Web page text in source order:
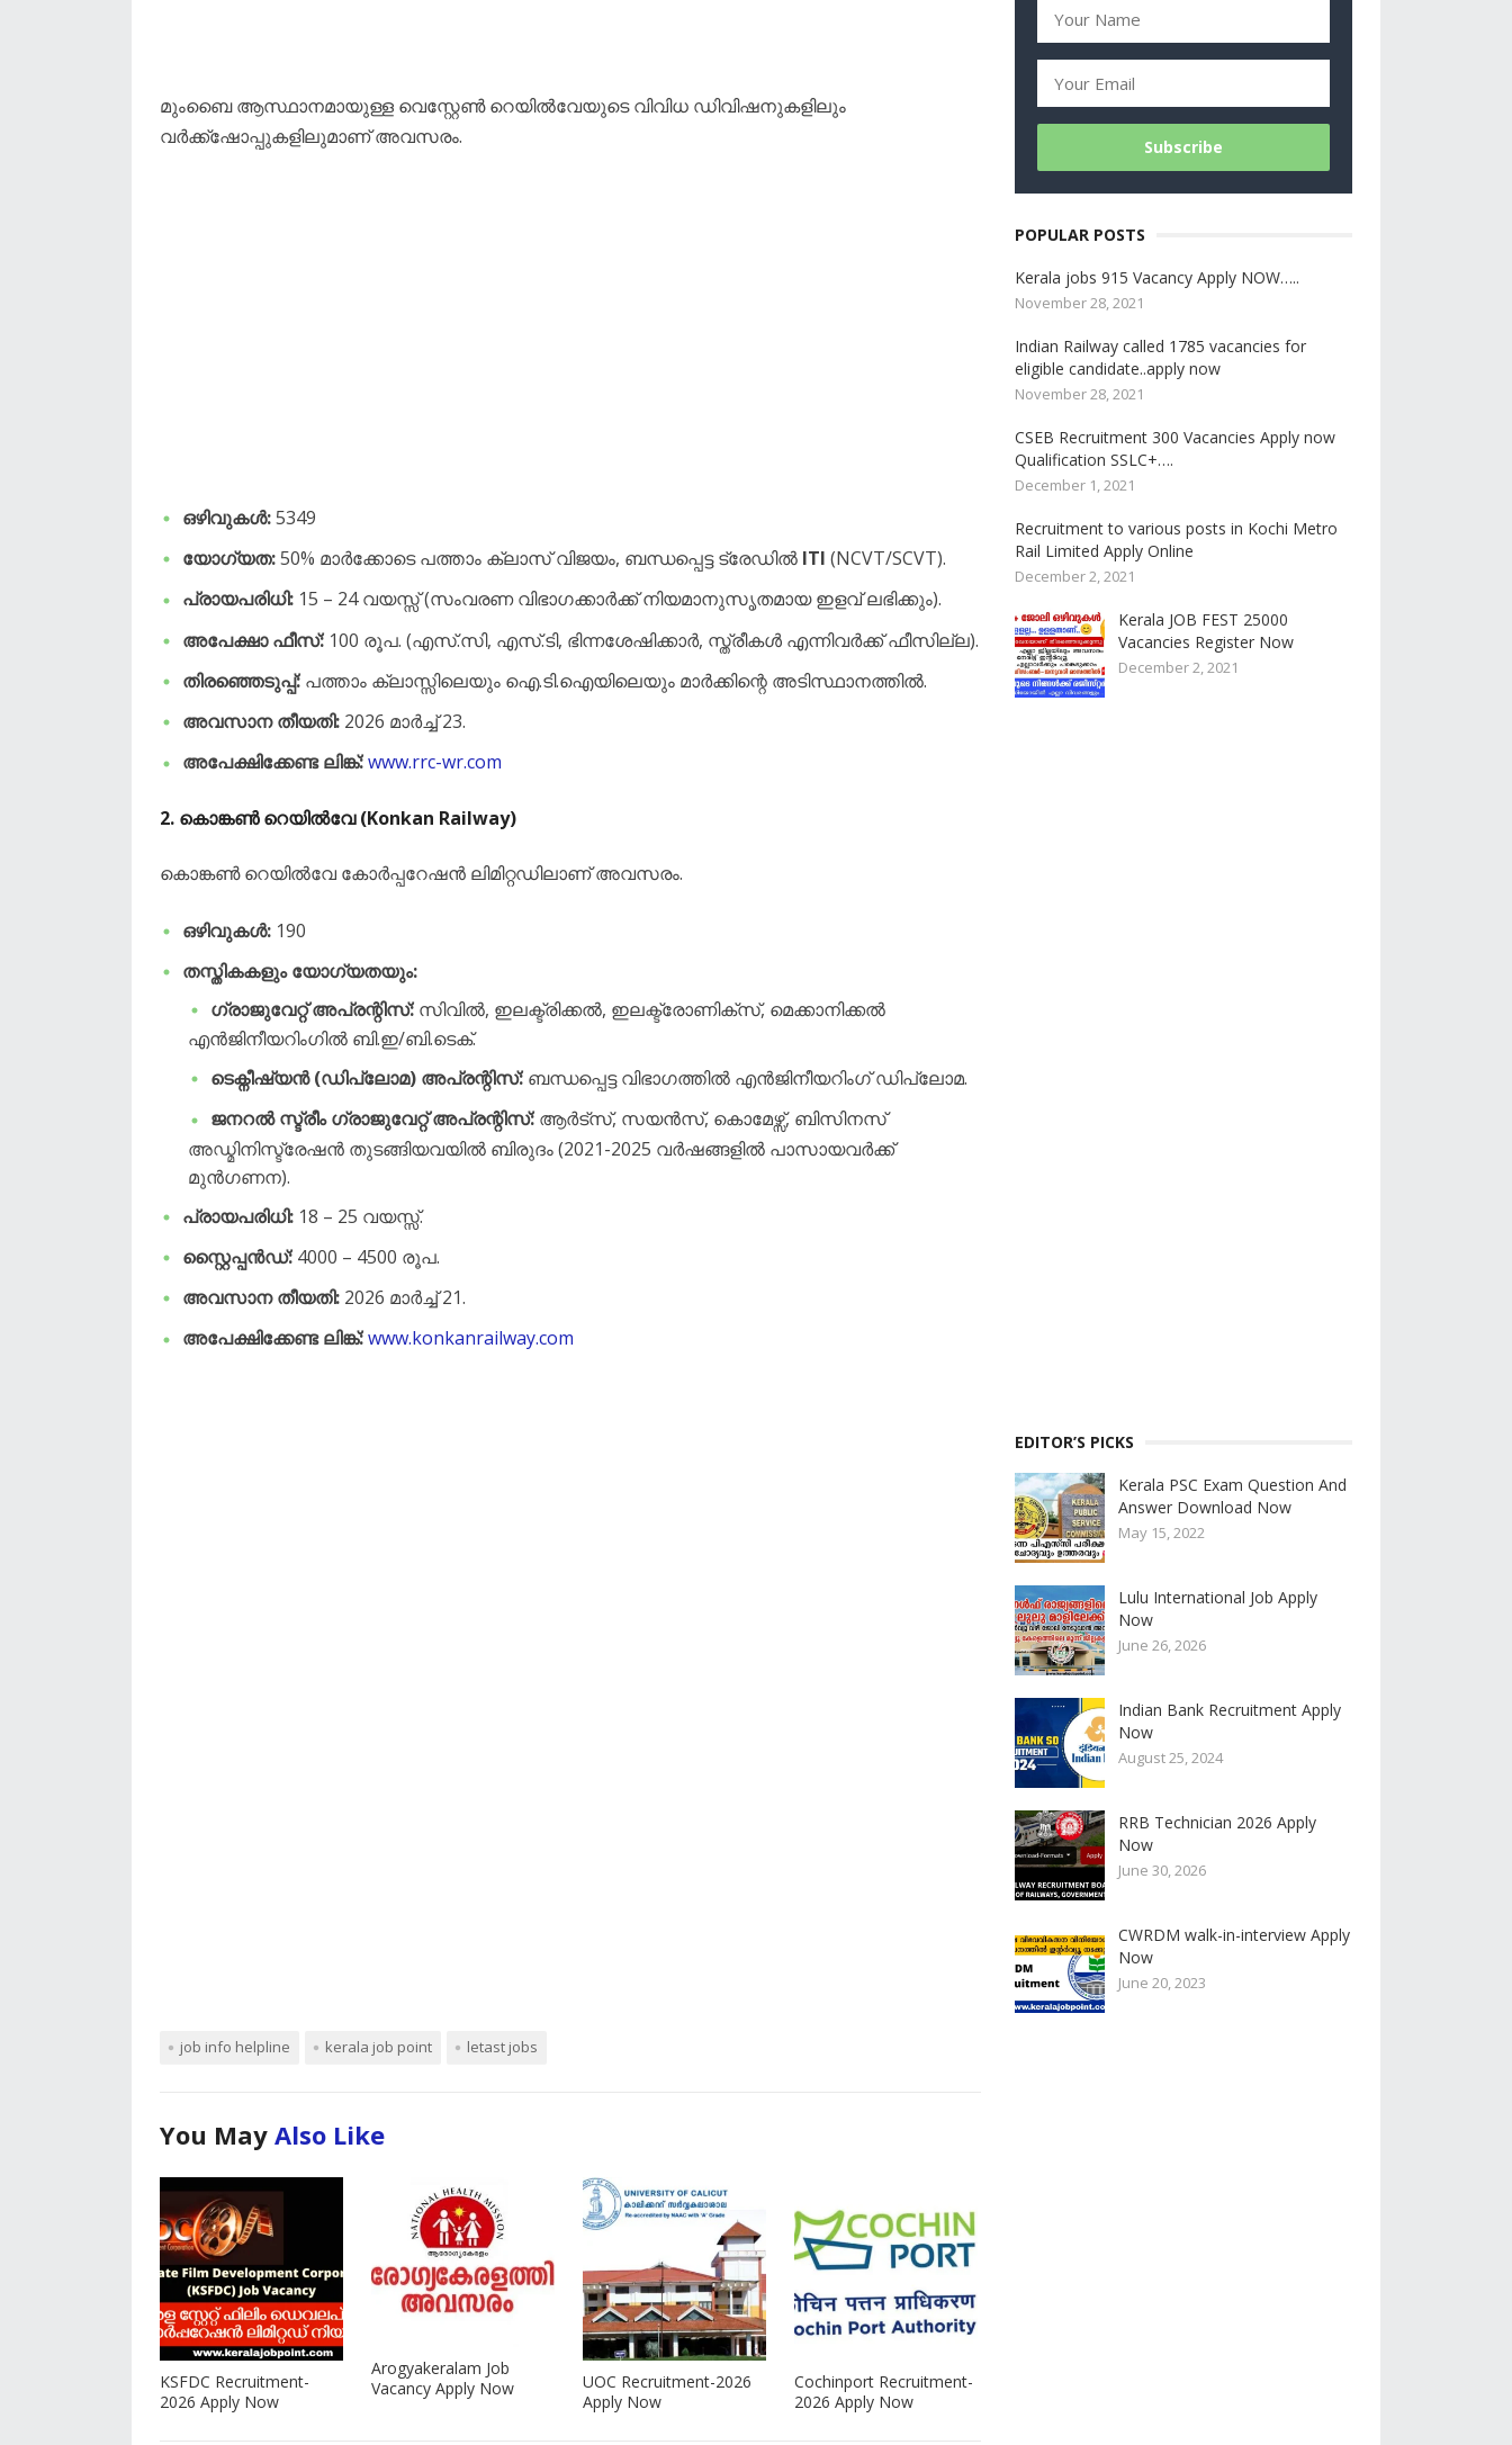
​മുംബൈ ആസ്ഥാനമായുള്ള വെസ്റ്റേൺ റെയിൽവേയുടെ വിവിധ ഡിവിഷനുകളിലും
വർക്ക്‌ഷോപ്പുകളിലുമാണ് അവസരം.
ഒഴിവുകൾ:5349
യോഗ്യത:50% മാർക്കോടെ പത്താം ക്ലാസ് വിജയം, ബന്ധപ്പെട്ട ട്രേഡിൽ ITI (NCVT/SCVT).
പ്രായപരിധി: 15 – 24 വയസ്സ് (സംവരണ വിഭാഗക്കാർക്ക് നിയമാനുസൃതമായ ഇളവ് ലഭിക്കും).
അപേക്ഷാ ഫീസ്: 100 രൂപ. (എസ്.സി, എസ്.ടി, ഭിന്നശേഷിക്കാർ, സ്ത്രീകൾ എന്നിവർക്ക് ഫീസില്ല).
തിരഞ്ഞെടുപ്പ്: പത്താം ക്ലാസ്സിലെയും ഐ.ടി.ഐയിലെയും മാർക്കിന്റെ അടിസ്ഥാനത്തിൽ.
അവസാന തീയതി: 2026 മാർച്ച് 23.
അപേക്ഷിക്കേണ്ട ലിങ്ക്:www.rrc-wr.com
​2. കൊങ്കൺ റെയിൽവേ (Konkan Railway)
​കൊങ്കൺ റെയിൽവേ കോർപ്പറേഷൻ ലിമിറ്റഡിലാണ് അവസരം.
ഒഴിവുകൾ: 190
തസ്തികകളും യോഗ്യതയും:
ഗ്രാജുവേറ്റ് അപ്രന്റിസ്: സിവിൽ, ഇലക്ട്രിക്കൽ, ഇലക്ട്രോണിക്സ്, മെക്കാനിക്കൽ
എൻജിനീയറിംഗിൽ ബി.ഇ/ബി.ടെക്.
ടെക്നീഷ്യൻ (ഡിപ്ലോമ) അപ്രന്റിസ്: ബന്ധപ്പെട്ട വിഭാഗത്തിൽ എൻജിനീയറിംഗ് ഡിപ്ലോമ.
ജനറൽ സ്ട്രീം ഗ്രാജുവേറ്റ് അപ്രന്റിസ്: ആർട്സ്, സയൻസ്, കൊമേഴ്സ്, ബിസിനസ്
അഡ്മിനിസ്ട്രേഷൻ തുടങ്ങിയവയിൽ ബിരുദം (2021-2025 വർഷങ്ങളിൽ പാസായവർക്ക്
മുൻഗണന).
പ്രായപരിധി: 18 – 25 വയസ്സ്.
സ്റ്റൈപ്പൻഡ്: 4000 – 4500 രൂപ.
അവസാന തീയതി: 2026 മാർച്ച് 21.
അപേക്ഷിക്കേണ്ട ലിങ്ക്:www.konkanrailway.com
job info helpline kerala job point letast jobs
You May Also Like
KSFDC Recruitment-
2026 Apply Now
Arogyakeralam Job
Vacancy Apply Now
UOC Recruitment-2026
Apply Now
Cochinport Recruitment-
2026 Apply Now
POPULAR POSTS
Kerala jobs 915 Vacancy Apply NOW…..
November 28, 2021
Indian Railway called 1785 vacancies for
eligible candidate..apply now
November 28, 2021
CSEB Recruitment 300 Vacancies Apply now
Qualification SSLC+….
December 1, 2021
Recruitment to various posts in Kochi Metro
Rail Limited Apply Online
December 2, 2021
Kerala JOB FEST 25000
Vacancies Register Now
December 2, 2021
EDITOR’S PICKS
Kerala PSC Exam Question And
Answer Download Now
May 15, 2022
Lulu International Job Apply
Now
June 26, 2026
Indian Bank Recruitment Apply
Now
August 25, 2024
RRB Technician 2026 Apply
Now
June 30, 2026
CWRDM walk-in-interview Apply
Now
June 20, 2023